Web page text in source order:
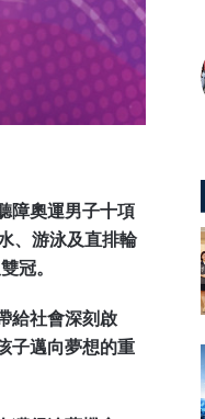
障奧運男子十項
、游泳及直排輪
冠。
給社會深刻啟
子邁向夢想的重